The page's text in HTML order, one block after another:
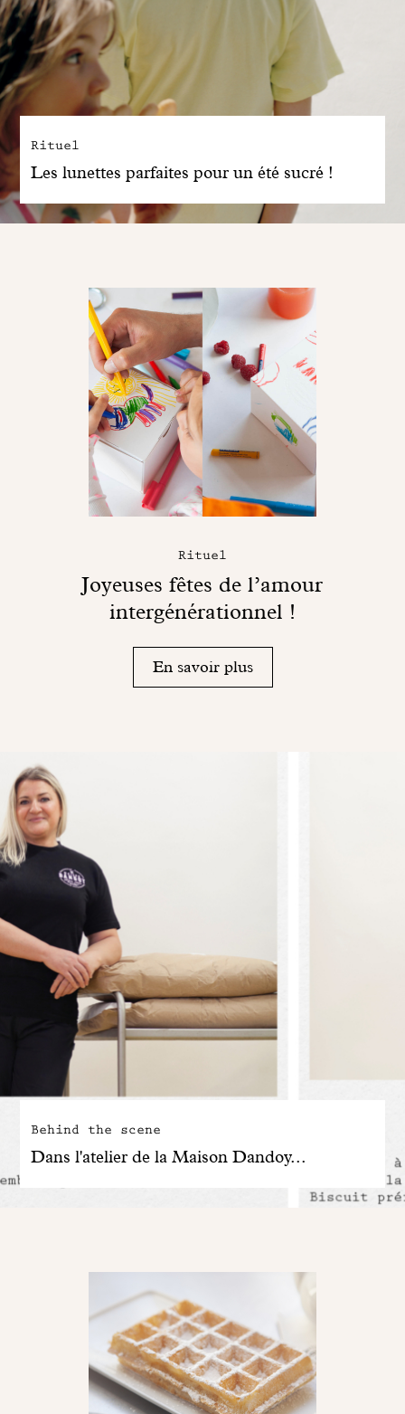
E-Shop
Rituel
Les lunettes parfaites pour un été sucré !
Rituel
Joyeuses fêtes de l’amour
intergénérationnel !
En savoir plus
Behind the scene
Dans l'atelier de la Maison Dandoy...